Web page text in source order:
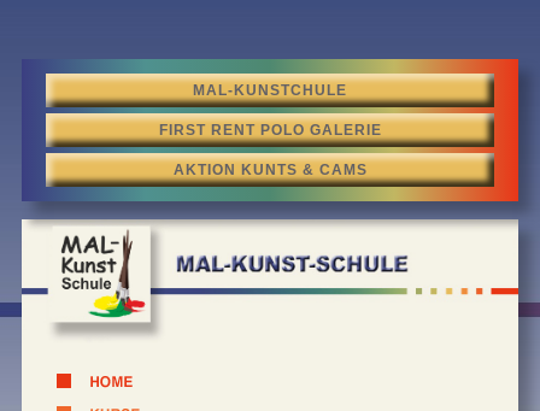
MAL-KUNSTCHULE
FIRST RENT POLO GALERIE
AKTION KUNTS & CAMS